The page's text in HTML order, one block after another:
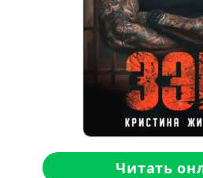
Читать